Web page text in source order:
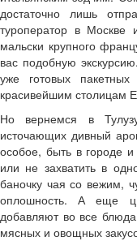
достаточно лишь
туроператор в
мальски крупного
вас подобную
уже готовых
красивейшим столицам
Но вернемся в
источающих дивный
особое, быть в городе
или не захватить в
баночку чая со вежим,
оплошность. А еще
добавляют во все
мясных и овощных